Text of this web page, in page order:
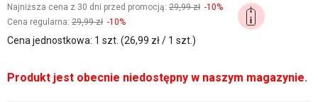
Najniższa cena z 30 dni przed promocją: 29,99 zł -10%
Cena regularna: 29,99 zł -10%
Cena jednostkowa: 1 szt. (26,99 zł / 1 szt.)
Produkt jest obecnie niedostępny w naszym magazynie.